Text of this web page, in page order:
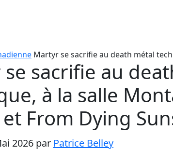
Martyr se sacrifie au death métal
sacrifie au
à la salle
From Dying
2026 par Patrice Belley